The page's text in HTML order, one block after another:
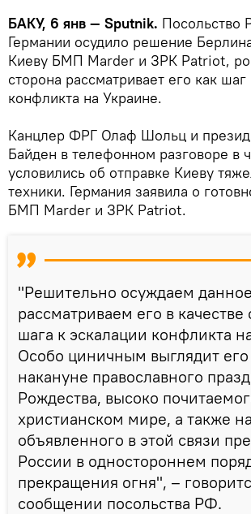
БАКУ, 6 янв — Sputnik. Посольство
Германии осудило решение
Киеву БМП Marder и ЗРК Patriot,
сторона рассматривает его как шаг
конфликта на Украине.
Канцлер ФРГ Олаф Шольц и
Байден в телефонном разговоре в
условились об отправке Киеву
техники. Германия заявила о
БМП Marder и ЗРК Patriot.
"Решительно осуждаем
рассматриваем его в качестве
шага к эскалации конфликта
Особо циничным выглядит
накануне православного
Рождества, высоко
христианском мире, а также
объявленного в этой связи
России в одностороннем
прекращения огня", –
сообщении посольства РФ.